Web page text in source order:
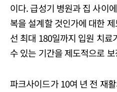
이다. 급성기 병원과 집 사이
복을 설계할 것인가에 대한
선 최대 180일까지 입원 치료
수 있는 기간을 제도적으로
파크사이드가 10여 년 전 재